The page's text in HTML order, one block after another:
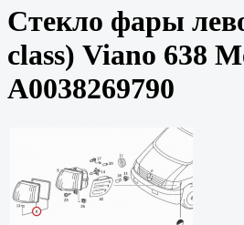
Стекло фары
class) Viano 638
A0038269790